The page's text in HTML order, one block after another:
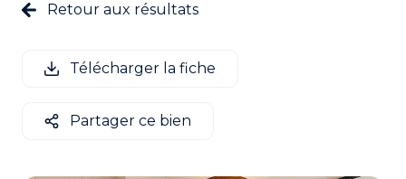
QUI
PARTENAIRES
Retour aux résultats
Télécharger la fiche
Partager ce bien